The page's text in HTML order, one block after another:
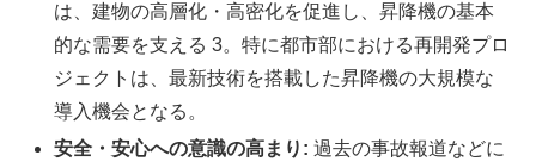
は、建物の高層化・高密化を促進し、昇降機の基本
的な需要を支える 3。特に都市部における再開発プロ
ジェクトは、最新技術を搭載した昇降機の大規模な
導入機会となる。
安全・安心への意識の高まり: 過去の事故報道などに